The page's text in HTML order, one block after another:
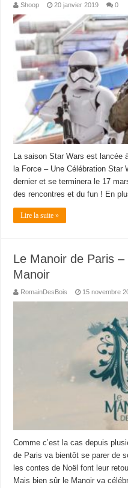
Shoop 20 janvier 2019 0
La saison Star Wars est lancée
la Force – Une Célébration Star
dernier et se terminera le 17
des rencontres et du fun ! En
Lire la suite »
Le Manoir de Paris –
Manoir
RomainDesBois 15 novembre
Comme c’est la cas depuis
de Paris va bientôt se parer de
les contes de Noël font leur
Mais bien sûr le Manoir va